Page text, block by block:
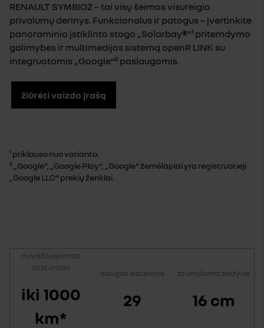
RENAULT SYMBIOZ – tai visų šeimos visureigio
privalumų derinys. Funkcionalus ir patogus – įvertinkite
panoraminio įstiklinto stogo „Solarbay®“¹ pritemdymo
galimybes ir multimedijos sistemą openR LINK su
integruotomis „Google“² paslaugomis.
žiūrėti vaizdo įrašą
¹ priklauso nuo varianto.
² „Google“, „Google Play“, „Google“ žemėlapiai yra registruotieji
„Google LLC“ prekių ženklai.
nuvažiuojamas
atstumas
iki 1000
km*
saugos sistemos
29
stumdoma sėdynė
16 cm